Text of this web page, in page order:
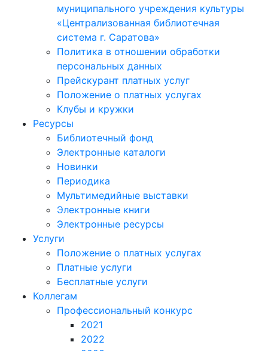
муниципального учреждения культуры
«Централизованная библиотечная
система г. Саратова»
Политика в отношении обработки
персональных данных
Прейскурант платных услуг
Положение о платных услугах
Клубы и кружки
Ресурсы
Библиотечный фонд
Электронные каталоги
Новинки
Периодика
Мультимедийные выставки
Электронные книги
Электронные ресурсы
Услуги
Положение о платных услугах
Платные услуги
Бесплатные услуги
Коллегам
Профессиональный конкурс
2021
2022